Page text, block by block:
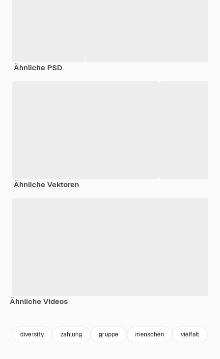
Ähnliche PSD
Ähnliche Vektoren
Ähnliche Videos
diversity zahlung gruppe menschen vielfalt